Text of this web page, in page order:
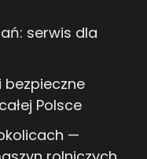
serwis dla
bezpieczne
Polsce
—